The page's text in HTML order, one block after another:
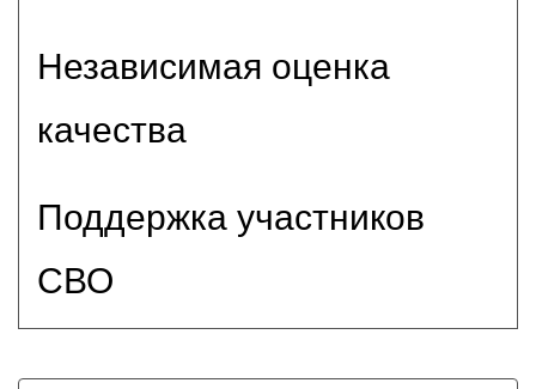
Независимая оценка
качества
Поддержка участников
СВО